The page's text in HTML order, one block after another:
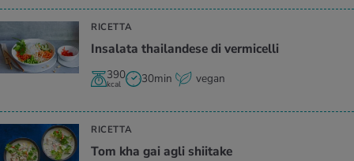
RICETTA
Insalata thailandese di vermicelli
390
kcal 30min vegan
RICETTA
Tom kha gai agli shiitake